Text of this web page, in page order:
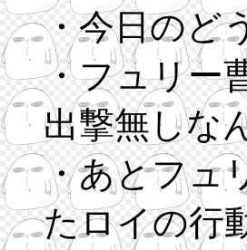
・今日のど
・フュリー
出撃無しな
・あとフュ
たロイの行